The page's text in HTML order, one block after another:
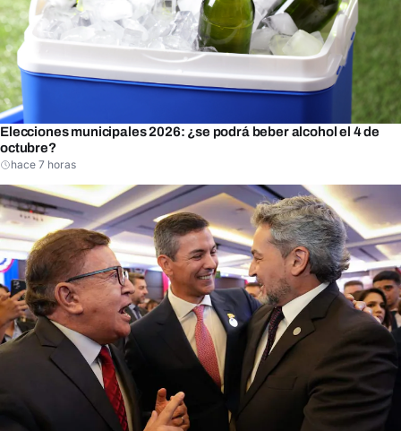
Elecciones municipales 2026: ¿se podrá beber alcohol el 4 de
octubre?
hace 7 horas